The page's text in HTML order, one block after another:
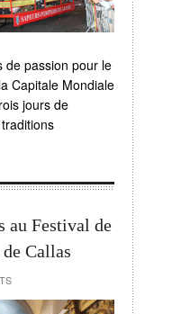
de passion pour le
Capitale Mondiale
jours de
au Festival de
Callas